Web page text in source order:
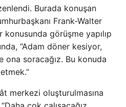
Burada konuşan
Frank-Walter
görüşme yapılıp
“Adam döner kesiyor,
soracağız. Bu konuda
merkezi oluşturulmasına